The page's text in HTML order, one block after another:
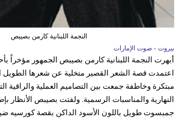
النجمة اللبنانية كارمن بصيبص
بيروت - صوت الإمارات
أبهرت النجمة اللبنانية كارمن بصيبص الجمهور مؤخراً
اعتمدت قصة الشعر القصير متخلية عن شعرها الطويل
مبتكرة وخاطفة جمعت بين التصاميم العملية والراقية
النهارية والمناسبات الرسمية. ولفتت بصيبص الأنظار
جمبسوت طويل باللون الأسود الداكن بقصة كورسيه